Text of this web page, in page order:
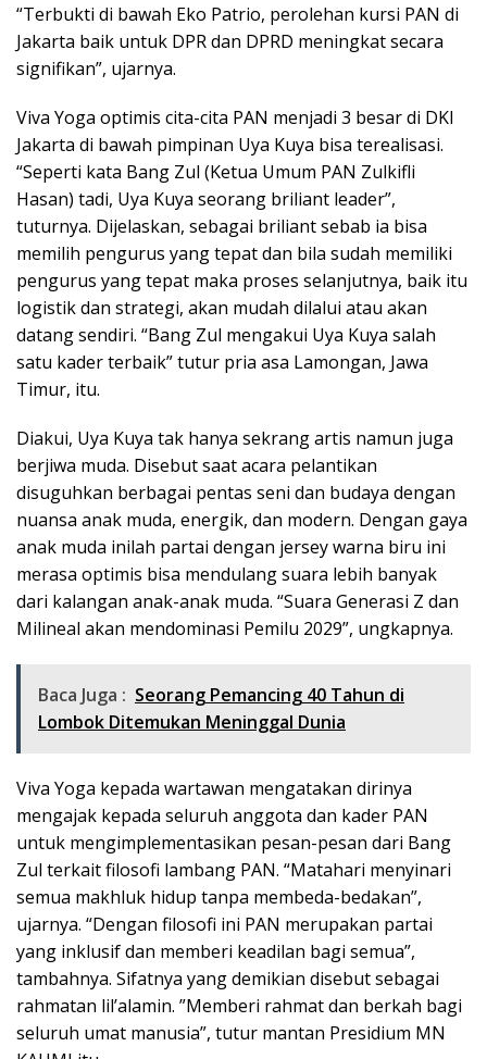
“Terbukti di bawah Eko Patrio, perolehan kursi PAN di
Jakarta baik untuk DPR dan DPRD meningkat secara
signifikan”, ujarnya.
Viva Yoga optimis cita-cita PAN menjadi 3 besar di DKI
Jakarta di bawah pimpinan Uya Kuya bisa terealisasi.
“Seperti kata Bang Zul (Ketua Umum PAN Zulkifli
Hasan) tadi, Uya Kuya seorang briliant leader”,
tuturnya. Dijelaskan, sebagai briliant sebab ia bisa
memilih pengurus yang tepat dan bila sudah memiliki
pengurus yang tepat maka proses selanjutnya, baik itu
logistik dan strategi, akan mudah dilalui atau akan
datang sendiri. “Bang Zul mengakui Uya Kuya salah
satu kader terbaik” tutur pria asa Lamongan, Jawa
Timur, itu.
Diakui, Uya Kuya tak hanya sekrang artis namun juga
berjiwa muda. Disebut saat acara pelantikan
disuguhkan berbagai pentas seni dan budaya dengan
nuansa anak muda, energik, dan modern. Dengan gaya
anak muda inilah partai dengan jersey warna biru ini
merasa optimis bisa mendulang suara lebih banyak
dari kalangan anak-anak muda. “Suara Generasi Z dan
Milineal akan mendominasi Pemilu 2029”, ungkapnya.
Baca Juga : Seorang Pemancing 40 Tahun di
Lombok Ditemukan Meninggal Dunia
Viva Yoga kepada wartawan mengatakan dirinya
mengajak kepada seluruh anggota dan kader PAN
untuk mengimplementasikan pesan-pesan dari Bang
Zul terkait filosofi lambang PAN. “Matahari menyinari
semua makhluk hidup tanpa membeda-bedakan”,
ujarnya. “Dengan filosofi ini PAN merupakan partai
yang inklusif dan memberi keadilan bagi semua”,
tambahnya. Sifatnya yang demikian disebut sebagai
rahmatan lil’alamin. ”Memberi rahmat dan berkah bagi
seluruh umat manusia”, tutur mantan Presidium MN